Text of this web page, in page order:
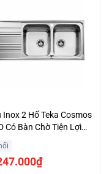
Inox 2 Hố Teka Cosmos
Có Bàn Chờ Tiện Lợi